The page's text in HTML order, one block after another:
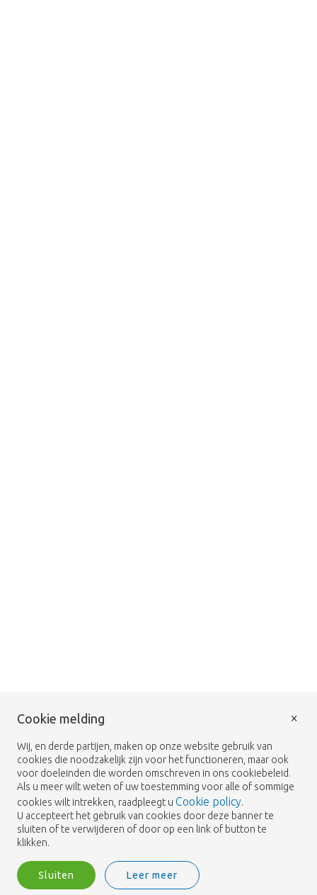
Cookie melding
Wij, en derde partijen, maken op onze website gebruik van
cookies die noodzakelijk zijn voor het functioneren, maar ook
voor doeleinden die worden omschreven in ons cookiebeleid.
Als u meer wilt weten of uw toestemming voor alle of sommige
cookies wilt intrekken, raadpleegt u Cookie policy.
U accepteert het gebruik van cookies door deze banner te
sluiten of te verwijderen of door op een link of button te
klikken.
Sluiten Leer meer
×